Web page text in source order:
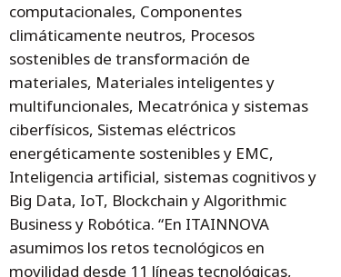
computacionales, Componentes
climáticamente neutros, Procesos
sostenibles de transformación de
materiales, Materiales inteligentes y
multifuncionales, Mecatrónica y sistemas
ciberfísicos, Sistemas eléctricos
energéticamente sostenibles y EMC,
Inteligencia artificial, sistemas cognitivos y
Big Data, IoT, Blockchain y Algorithmic
Business y Robótica. “En ITAINNOVA
asumimos los retos tecnológicos en
movilidad desde 11 líneas tecnológicas,